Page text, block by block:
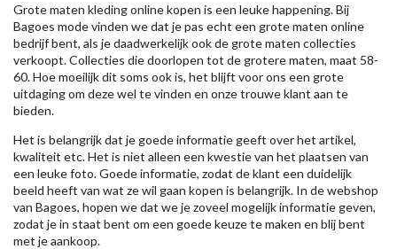
Grote maten kleding online kopen is een leuke happening. Bij
Bagoes mode vinden we dat je pas echt een grote maten online
bedrijf bent, als je daadwerkelijk ook de grote maten collecties
verkoopt. Collecties die doorlopen tot de grotere maten, maat 58-
60. Hoe moeilijk dit soms ook is, het blijft voor ons een grote
uitdaging om deze wel te vinden en onze trouwe klant aan te
bieden.
Het is belangrijk dat je goede informatie geeft over het artikel,
kwaliteit etc. Het is niet alleen een kwestie van het plaatsen van
een leuke foto. Goede informatie, zodat de klant een duidelijk
beeld heeft van wat ze wil gaan kopen is belangrijk. In de webshop
van Bagoes, hopen we dat we je zoveel mogelijk informatie geven,
zodat je in staat bent om een goede keuze te maken en blij bent
met je aankoop.